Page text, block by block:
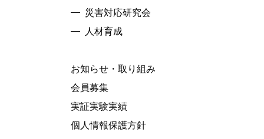
災害対応研究会
人材育成
お知らせ・取り組み
会員募集
実証実験実績
個人情報保護方針